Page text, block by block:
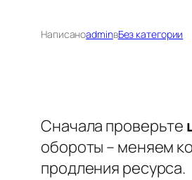
НаписаноadminвБез категории
Сначала проверьте
обороты – меняем
продления ресурса.